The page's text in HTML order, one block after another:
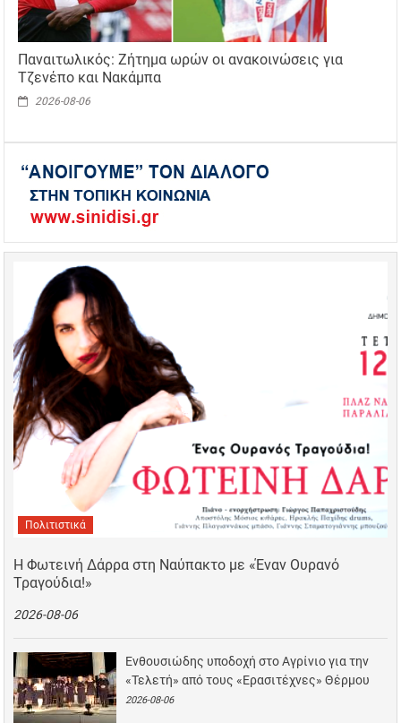
Παναιτωλικός: Ζήτημα ωρών οι ανακοινώσεις για
Τζενέπο και Νακάμπα
2026-08-06
Πολιτιστικά
Η Φωτεινή Δάρρα στη Ναύπακτο με «Έναν Ουρανό
Τραγούδια!»
2026-08-06
Ενθουσιώδης υποδοχή στο Αγρίνιο για την
«Τελετή» από τους «Ερασιτέχνες» Θέρμου
2026-08-06